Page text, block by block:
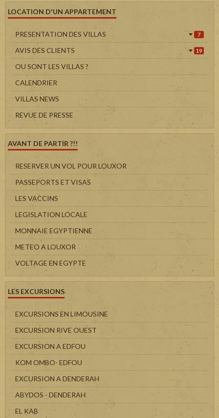
LOCATION D'UN APPARTEMENT
PRESENTATION DES VILLAS 7
AVIS DES CLIENTS 19
OU SONT LES VILLAS ?
CALENDRIER
VILLAS NEWS
REVUE DE PRESSE
AVANT DE PARTIR ?!!
RESERVER UN VOL POUR LOUXOR
PASSEPORTS ET VISAS
LES VACCINS
LEGISLATION LOCALE
MONNAIE EGYPTIENNE
METEO A LOUXOR
VOLTAGE EN EGYPTE
LES EXCURSIONS
EXCURSIONS EN LIMOUSINE
EXCURSION RIVE OUEST
EXCURSION A EDFOU
KOM OMBO- EDFOU
EXCURSION A DENDERAH
ABYDOS - DENDERAH
EL KAB